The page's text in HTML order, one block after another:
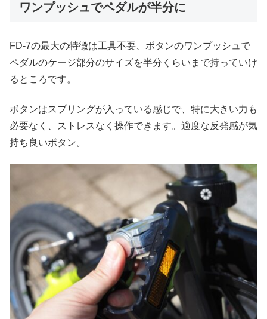
ワンプッシュでペダルが半分に
FD-7の最大の特徴は工具不要、ボタンのワンプッシュで
ペダルのケージ部分のサイズを半分くらいまで持っていけ
るところです。
ボタンはスプリングが入っている感じで、特に大きい力も
必要なく、ストレスなく操作できます。適度な反発感が気
持ち良いボタン。